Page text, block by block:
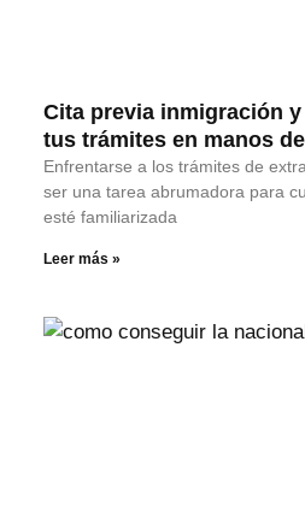
Cita previa inmigración
tus trámites en manos
Enfrentarse a los trámites de
ser una tarea abrumadora para
esté familiarizada
Leer más »